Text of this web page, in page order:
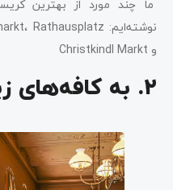
ما چند مورد از بهترین
و Christkindl Markt
۲. به کافه‌های زیبای وین بروید